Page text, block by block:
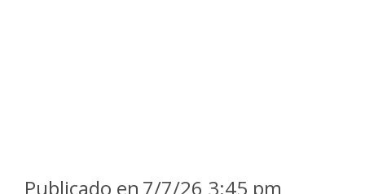
Publicado en 7/7/26 3:45 pm